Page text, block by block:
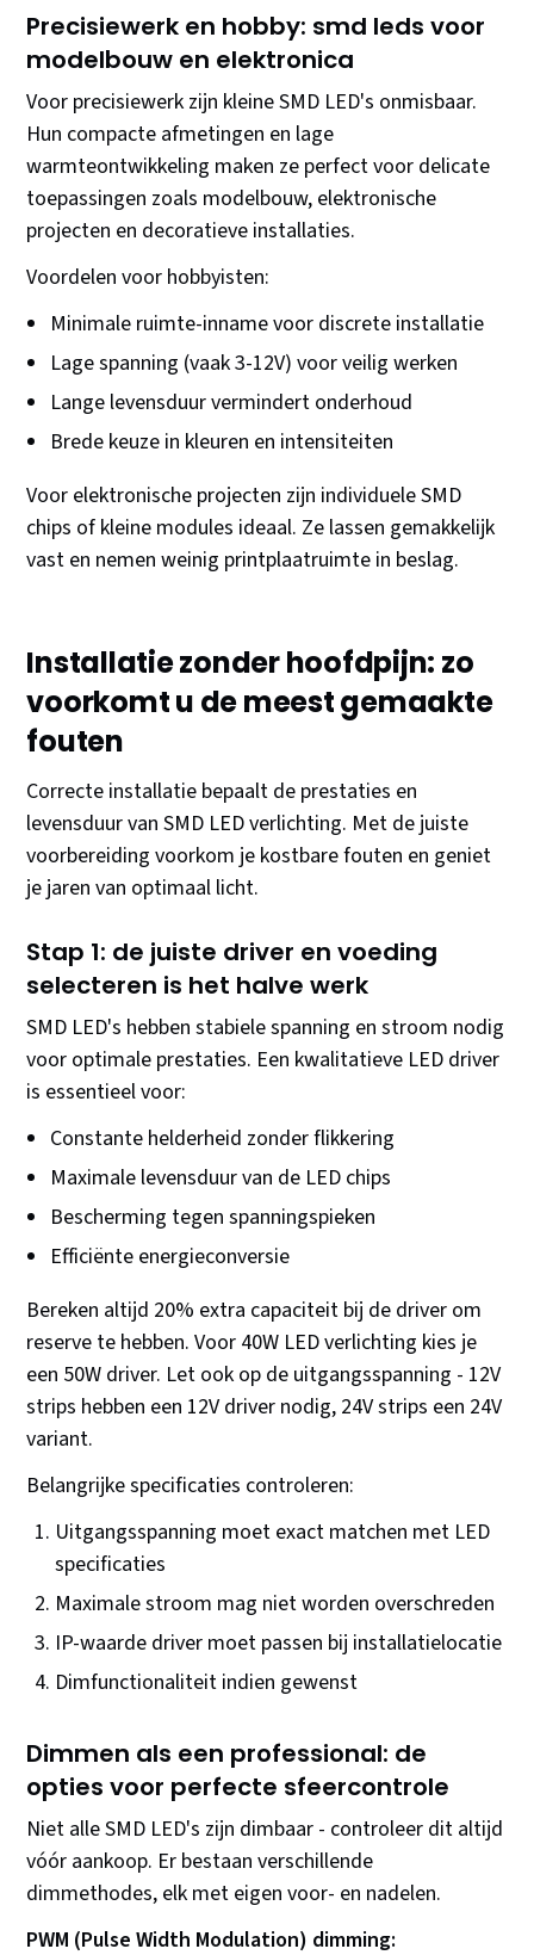
Precisiewerk en hobby: smd leds voor
modelbouw en elektronica
Voor precisiewerk zijn kleine SMD LED's onmisbaar.
Hun compacte afmetingen en lage
warmteontwikkeling maken ze perfect voor delicate
toepassingen zoals modelbouw, elektronische
projecten en decoratieve installaties.
Voordelen voor hobbyisten:
Minimale ruimte-inname voor discrete installatie
Lage spanning (vaak 3-12V) voor veilig werken
Lange levensduur vermindert onderhoud
Brede keuze in kleuren en intensiteiten
Voor elektronische projecten zijn individuele SMD
chips of kleine modules ideaal. Ze lassen gemakkelijk
vast en nemen weinig printplaatruimte in beslag.
Installatie zonder hoofdpijn: zo
voorkomt u de meest gemaakte
fouten
Correcte installatie bepaalt de prestaties en
levensduur van SMD LED verlichting. Met de juiste
voorbereiding voorkom je kostbare fouten en geniet
je jaren van optimaal licht.
Stap 1: de juiste driver en voeding
selecteren is het halve werk
SMD LED's hebben stabiele spanning en stroom nodig
voor optimale prestaties. Een kwalitatieve LED driver
is essentieel voor:
Constante helderheid zonder flikkering
Maximale levensduur van de LED chips
Bescherming tegen spanningspieken
Efficiënte energieconversie
Bereken altijd 20% extra capaciteit bij de driver om
reserve te hebben. Voor 40W LED verlichting kies je
een 50W driver. Let ook op de uitgangsspanning - 12V
strips hebben een 12V driver nodig, 24V strips een 24V
variant.
Belangrijke specificaties controleren:
Uitgangsspanning moet exact matchen met LED
specificaties
Maximale stroom mag niet worden overschreden
IP-waarde driver moet passen bij installatielocatie
Dimfunctionaliteit indien gewenst
Dimmen als een professional: de
opties voor perfecte sfeercontrole
Niet alle SMD LED's zijn dimbaar - controleer dit altijd
vóór aankoop. Er bestaan verschillende
dimmethodes, elk met eigen voor- en nadelen.
PWM (Pulse Width Modulation) dimming: